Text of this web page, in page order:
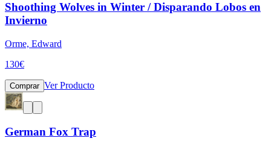
Shoothing Wolves in Winter / Disparando Lobos en
Invierno
Orme, Edward
130€
Comprar Ver Producto
German Fox Trap